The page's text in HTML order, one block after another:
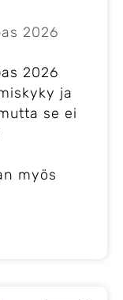
2026
2026
ja
se ei
myös